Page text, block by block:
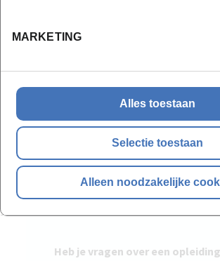
MARKETING
Alles toestaan
Selectie toestaan
Alleen noodzakelijke
Heb je vragen over een